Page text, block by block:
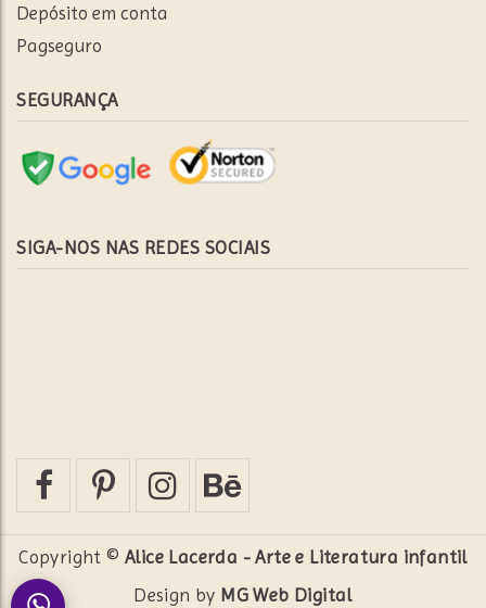
Depósito em conta
Pagseguro
SEGURANÇA
SIGA-NOS NAS REDES SOCIAIS
Copyright © Alice Lacerda - Arte e Literatura infantil
Design by MG Web Digital